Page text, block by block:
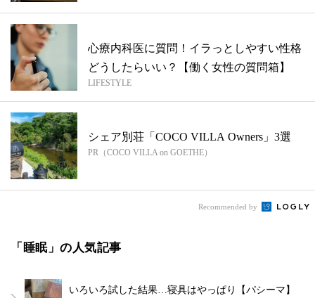
心療内科医に質問！イラっとしやすい性格
どうしたらいい？【働く女性の質問箱】
LIFESTYLE
シェア別荘「COCO VILLA Owners」3選
PR（COCO VILLA on GOETHE）
Recommended by
「睡眠」の人気記事
いろいろ試した結果…寝具はやっぱり【パシーマ】